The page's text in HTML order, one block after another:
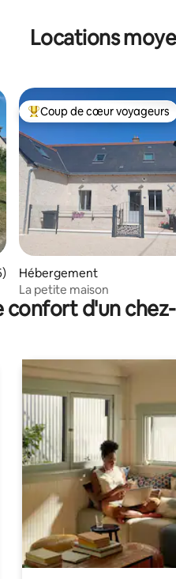
Locations
moyenne sur la base de 26
Coups de cœur voyageurs
Coup de cœur voyageurs
Hébergement
La petite maison
confort d'un